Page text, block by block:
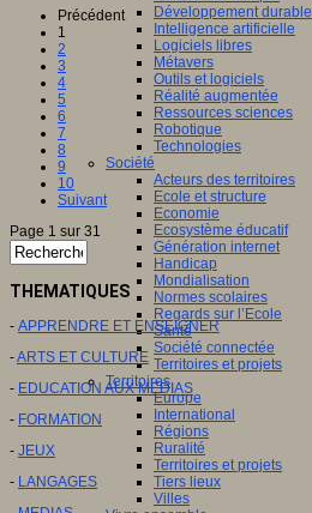
Développement durable
Intelligence artificielle
Logiciels libres
Métavers
Outils et logiciels
Réalité augmentée
Ressources sciences
Robotique
Technologies
Société
Acteurs des territoires
Ecole et structure
Economie
Ecosystème éducatif
Génération internet
Handicap
Mondialisation
Normes scolaires
Regards sur l’Ecole
Santé
Société connectée
Territoires et projets
Territoires
Europe
International
Régions
Ruralité
Territoires et projets
Tiers lieux
Villes
Précédent
1
2
3
4
5
6
7
8
9
10
Suivant
Page 1 sur 31
THEMATIQUES
- APPRENDRE ET ENSEIGNER
-ARTS ET CULTURE
- EDUCATION AUX MEDIAS
- FORMATION
- JEUX
- LANGAGES